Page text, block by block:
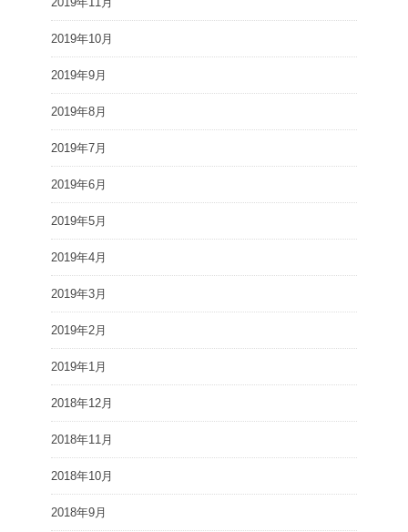
2019年10月
2019年9月
2019年8月
2019年7月
2019年6月
2019年5月
2019年4月
2019年3月
2019年2月
2019年1月
2018年12月
2018年11月
2018年10月
2018年9月